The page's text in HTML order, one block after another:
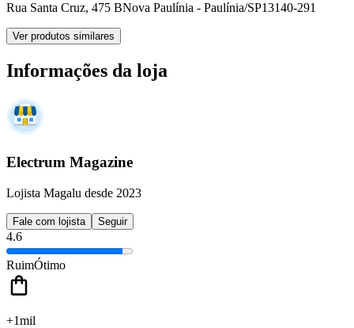
Rua Santa Cruz, 475 BNova Paulínia - Paulínia/SP13140-291
Ver produtos similares
Informações da loja
Electrum Magazine
Lojista Magalu desde 2023
Fale com lojista Seguir
4.6
RuimÓtimo
+1mil